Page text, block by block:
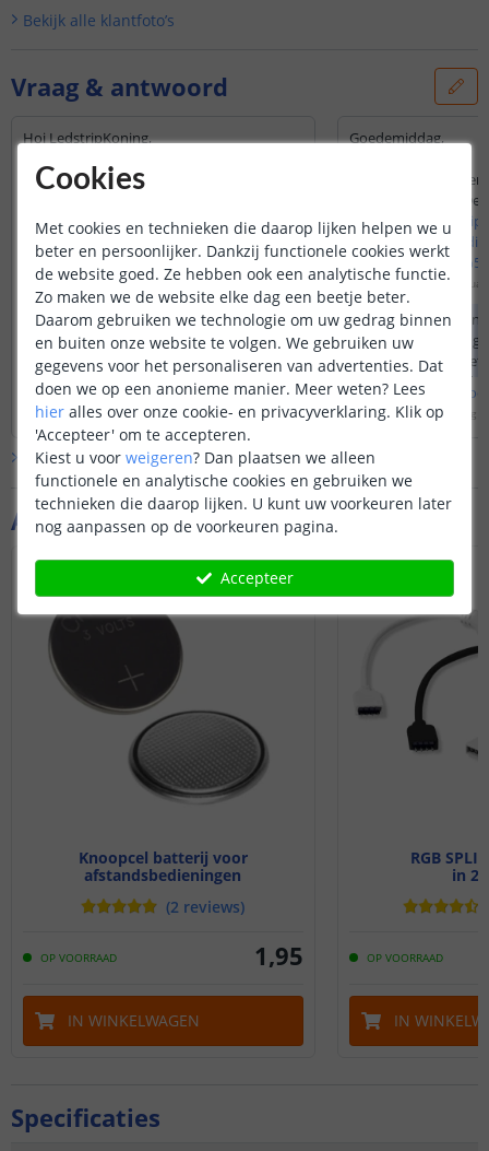
Aanvullende producten
Knoopcel batterij voor
afstandsbedieningen
(2 reviews)
OP VOORRAAD 1,95
IN WINKELWAGEN
RGB
in 2
OP VOORRAAD
IN
Bekijk alle klantfoto’s
Vraag & antwoord
Hoi LedstripKoning,
power op zet? En onthoudt hij de
Groeten Erik
Door vrijdag 29 mei 2026
Zodra de stroom er op staat, zal de
ledstrip gaan branden. Deze bediening
heeft daarnaast ook een
geheugenfunctie.
Bekijk heleantwoord
Door Louise op vrijdag 29 mei 2026
Goedemiddag,
Hoe kom ik
https://
knops-
Groet
Danny.
Door D op vrijdag 6
Ik kan u niet
heeft zijn eigen
proberen, maar de
Bekijkhele
Door Danielle op vrijdag 6
Bekijk alle Vraag & antwoord
Specificaties
Cookies
Met cookies en technieken die daarop lijken helpen we u
beter en persoonlijker. Dankzij functionele cookies werkt
de website goed. Ze hebben ook een analytische functie.
Zo maken we de website elke dag een beetje beter.
Daarom gebruiken we technologie om uw gedrag binnen
en buiten onze website te volgen. We gebruiken uw
gegevens voor het personaliseren van advertenties. Dat
doen we op een anonieme manier. Meer weten? Lees
hier alles over onze cookie- en privacyverklaring. Klik op
'Accepteer' om te accepteren.
Kiest u voor weigeren? Dan plaatsen we alleen
functionele en analytische cookies en gebruiken we
technieken die daarop lijken. U kunt uw voorkeuren later
nog aanpassen op de voorkeuren pagina.
Accepteer